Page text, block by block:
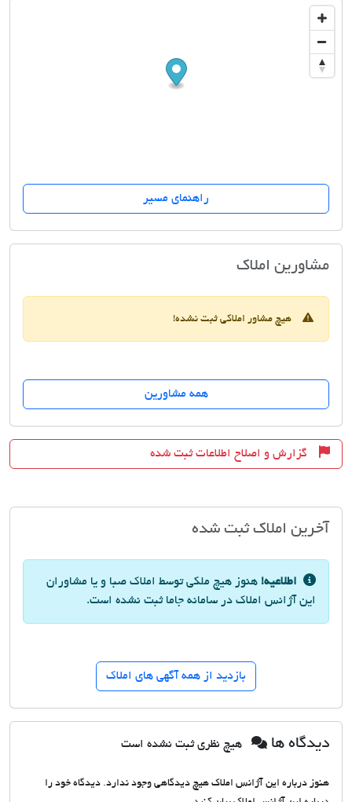
راهنمای مسیر
مشاورین املاکاملاک صبا
هیچ مشاور املاکی ثبت نشده!
همه مشاورین
گزارش و اصلاح اطلاعات ثبت شده
آخرین املاک ثبت شده
اطلاعیه! هنوز هیچ ملکی توسط املاک صبا و یا مشاوران
این آژانس املاک در سامانه جاما ثبت نشده است.
بازدید از همه آگهی های املاک
دیدگاه ها هیچ نظری ثبت نشده است
هنوز درباره این آژانس املاک هیچ دیدگاهی وجود ندارد. دیدگاه خود را